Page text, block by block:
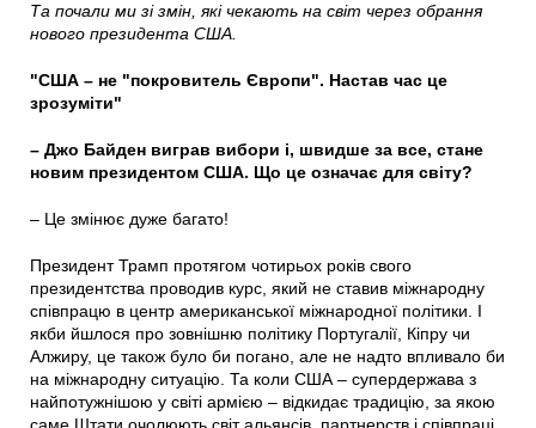
Та почали ми зі змін, які чекають на світ через обрання
нового президента США.
"США – не "покровитель Європи". Настав час це
зрозуміти"
– Джо Байден виграв вибори і, швидше за все, стане
новим президентом США. Що це означає для світу?
– Це змінює дуже багато!
Президент Трамп протягом чотирьох років свого
президентства проводив курс, який не ставив міжнародну
співпрацю в центр американської міжнародної політики. І
якби йшлося про зовнішню політику Португалії, Кіпру чи
Алжиру, це також було би погано, але не надто впливало би
на міжнародну ситуацію. Та коли США – супердержава з
найпотужнішою у світі армією – відкидає традицію, за якою